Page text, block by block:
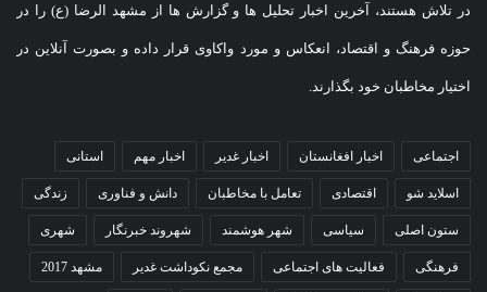
در تلاش هستند، آخرین اخبار تحلیل ها و گزارش ها از مشهد الرضا (ع) را در
حوزه فرهنگ و اقتصاد، انعکاس و مورد واکاوی قرار داده و بصورت آنلاین در
اختیار مخاطبان خود بگذارند.
اجتماعی اخبار افغانستان اخبار غدیر اخبار مهم استانی
اسلاید شو اقتصادی تعامل با مخاطبان دانش و فناوری زندگی
ستون اصلی سیاسی شهر هوشمند شهروند خبرنگار شهری
فرهنگی فعالیت های اجتماعی مجمع نکوداشت غدیر مشهد 2017